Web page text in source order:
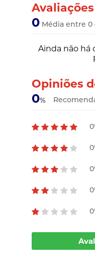
Avaliações
0 Média entre 0
Ainda não há
Opiniões
0%